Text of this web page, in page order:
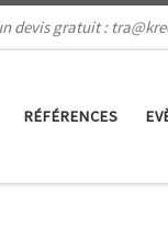
devis gratuit :
RÉFÉRENCES